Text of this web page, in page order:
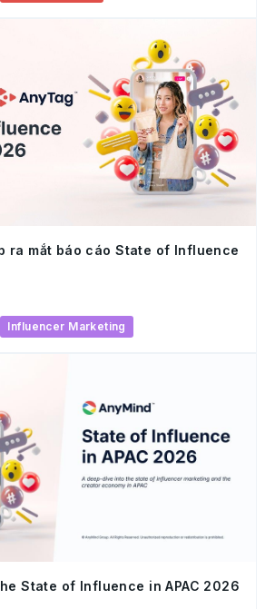
ra mắt báo cáo State of Influence
Influencer Marketing
State of Influence in APAC 2026